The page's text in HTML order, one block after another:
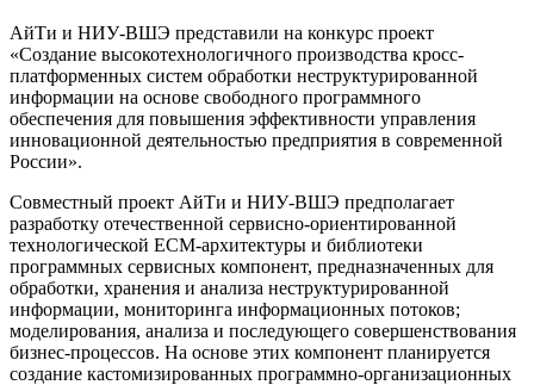
АйТи и НИУ-ВШЭ представили на конкурс проект
«Создание высокотехнологичного производства кросс-
платформенных систем обработки неструктурированной
информации на основе свободного программного
обеспечения для повышения эффективности управления
инновационной деятельностью предприятия в современной
России».
Совместный проект АйТи и НИУ-ВШЭ предполагает
разработку отечественной сервисно-ориентированной
технологической ECM-архитектуры и библиотеки
программных сервисных компонент, предназначенных для
обработки, хранения и анализа неструктурированной
информации, мониторинга информационных потоков;
моделирования, анализа и последующего совершенствования
бизнес-процессов. На основе этих компонент планируется
создание кастомизированных программно-организационных